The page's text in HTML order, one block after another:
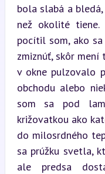
bola slabá a
než okolité
pocítil som, ako
zmiznúť, skôr mení
v okne pulzovalo
obchodu alebo
som sa pod
križovatkou ako
do milosrdného
sa prúžku svetla,
ale predsa